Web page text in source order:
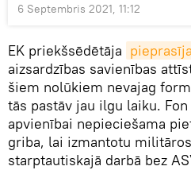
6 Septembris 2021, 11:12
EK priekšsēdētāja pieprasīja
aizsardzības savienības
šiem nolūkiem nevajag
tās pastāv jau ilgu laiku.
apvienībai nepieciešama
griba, lai izmantotu
starptautiskajā darbā bez